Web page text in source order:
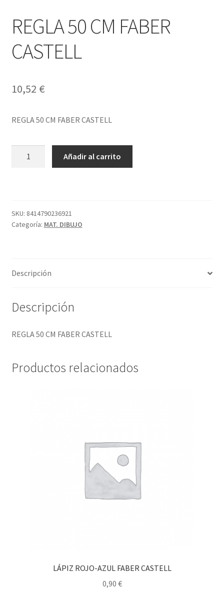
REGLA 50 CM FABER
CASTELL
10,52 €
REGLA 50 CM FABER CASTELL
cantidad
Añadir al carrito
SKU: 8414790236921
Categoría: MAT. DIBUJO
Descripción
Descripción
REGLA 50 CM FABER CASTELL
Productos relacionados
LÁPIZ ROJO-AZUL FABER CASTELL
0,90 €